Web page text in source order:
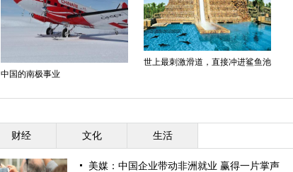
中国的南极事业
世上最刺激滑道，直接冲进鲨鱼池
财经 文化 生活
美媒：中国企业带动非洲就业 赢得一片掌声